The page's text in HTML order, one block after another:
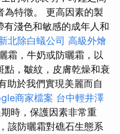
為特徵。 更高因素的製
淺色和敏感的成年人和
北除白蟻公司 高級外燴
霜，牛奶或防曬霜，以
點，皺紋，皮膚乾燥和衰
助於我們實現美麗而自
商家檔案 台中輕井澤
時，保護因素非常重
該防曬霜對礁石生態系